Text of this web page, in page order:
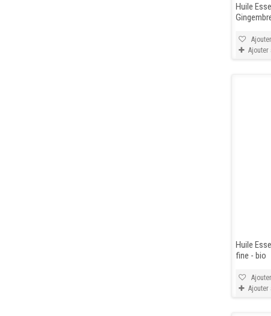
Huile
Ajouter
Huile
fine - bio
Ajouter